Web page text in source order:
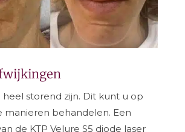
storend zijn. Dit kunt u op
manieren behandelen. Een
de KTP Velure S5 diode laser